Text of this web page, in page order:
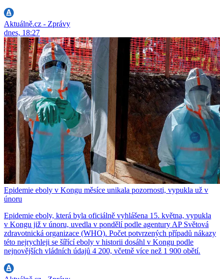
Aktuálně.cz - Zprávy
dnes, 18:27
Epidemie eboly v Kongu měsíce unikala pozornosti, vypukla už v
únoru
Epidemie eboly, která byla oficiálně vyhlášena 15. května, vypukla
v Kongu již v únoru, uvedla v pondělí podle agentury AP Světová
zdravotnická organizace (WHO). Počet potvrzených případů nákazy
této nejrychleji se šířící eboly v historii dosáhl v Kongu podle
nejnovějších vládních údajů 4 200, včetně více než 1 900 obětí.